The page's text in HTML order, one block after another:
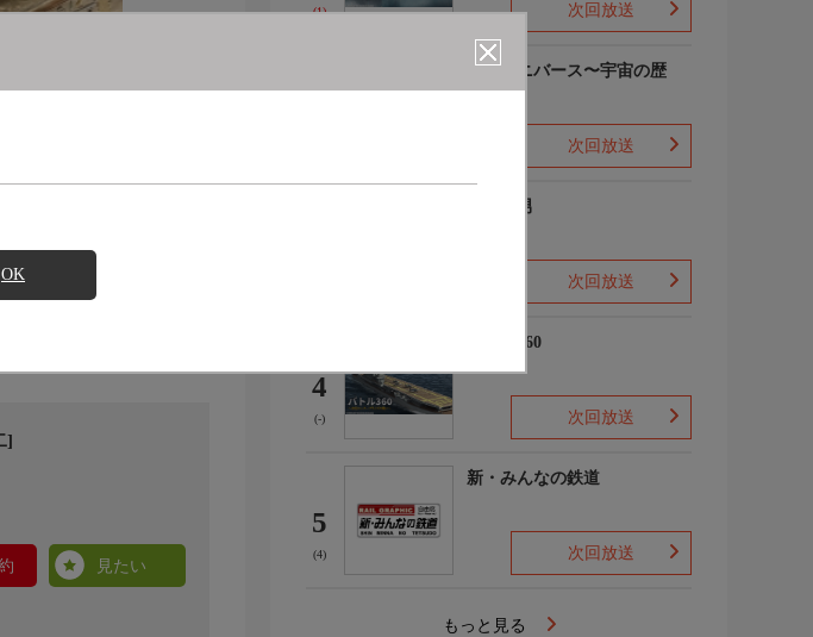
OK
]
見たい
(1) 次回放送
ザ・ユニバース〜宇宙の歴
次回放送
ザ・森男
次回放送
4
(-)
バトル360
次回放送
5
(4)
新・みんなの鉄道
次回放送
もっと見る